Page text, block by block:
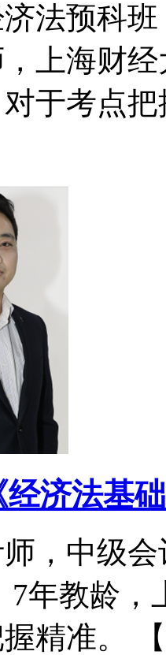
法预科
上海财
于考点
济法基
，中级
7年教龄
精准。